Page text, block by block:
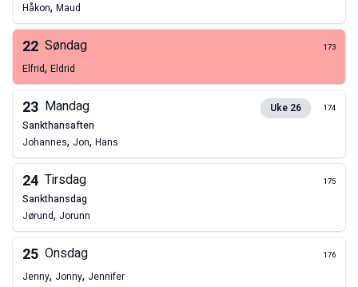
Håkon, Maud
22 Søndag 173
Elfrid, Eldrid
23 Mandag Uke 26 174
sankthansaften
Johannes, Jon, Hans
24 Tirsdag 175
sankthansdag
Jørund, Jorunn
25 Onsdag 176
Jenny, Jonny, Jennifer